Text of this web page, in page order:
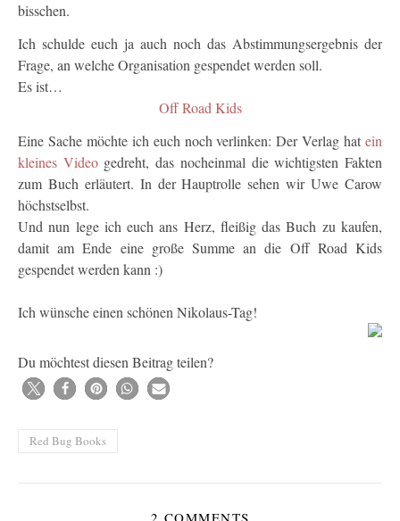
bisschen.
Ich schulde euch ja auch noch das Abstimmungsergebnis der
Frage, an welche Organisation gespendet werden soll.
Es ist…
Off Road Kids
Eine Sache möchte ich euch noch verlinken: Der Verlag hat ein
kleines Videogedreht, das nocheinmal die wichtigsten Fakten
zum Buch erläutert. In der Hauptrolle sehen wir Uwe Carow
höchstselbst.
Und nun lege ich euch ans Herz, fleißig das Buch zu kaufen,
damit am Ende eine große Summe an die Off Road Kids
gespendet werden kann :)
Ich wünsche einen schönen Nikolaus-Tag!
Du möchtest diesen Beitrag teilen?
Red Bug Books